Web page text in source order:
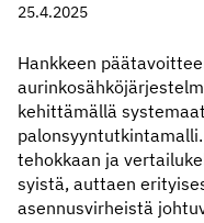
25.4.2025
Hankkeen
kehittämällä
tehokkaan ja
syistä, auttaen
asennusvirheistä